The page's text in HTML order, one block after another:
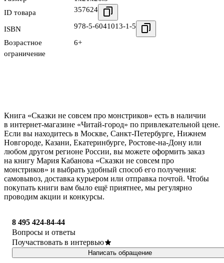
ID товара
357624
ISBN 978-5-6041013-1-5
Возрастное
ограничение
6+
Книга «Сказки не совсем про монстриков» есть в наличии
в интернет-магазине «Читай-город» по привлекательной цене.
Если вы находитесь в Москве, Санкт-Петербурге, Нижнем
Новгороде, Казани, Екатеринбурге, Ростове-на-Дону или
любом другом регионе России, вы можете оформить заказ
на книгу Мария Кабанова «Сказки не совсем про
монстриков» и выбрать удобный способ его получения:
самовывоз, доставка курьером или отправка почтой. Чтобы
покупать книги вам было ещё приятнее, мы регулярно
проводим акции и конкурсы.
8 495 424-84-44
Вопросы и ответы
Поучаствовать в интервью
Написать обращение